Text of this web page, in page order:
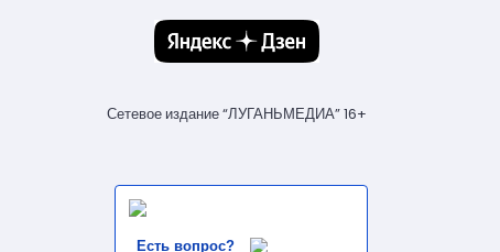
Сетевое издание “ЛУГАНЬМЕДИА” 16+
Есть вопрос?